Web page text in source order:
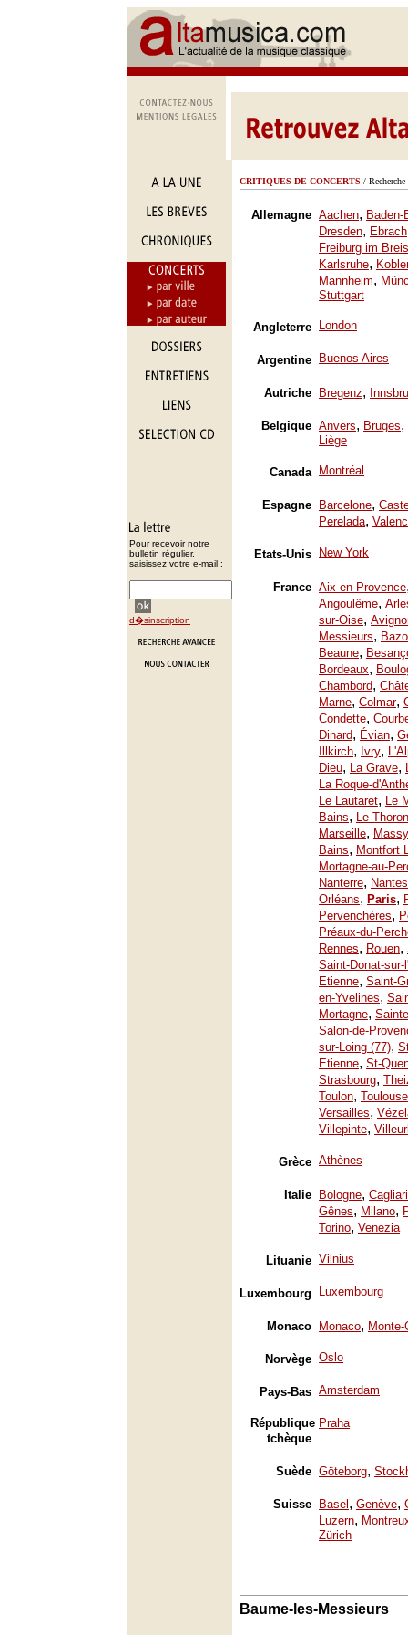
Pour recevoir notre
bulletin régulier,
saisissez votre e-mail :
d�sinscription
CRITIQUES DE CONCERTS /
Allemagne Aachen, Baden-
Dresden, Ebrach
Freiburg im
Karlsruhe,
Mannheim,
Stuttgart
Angleterre London
Argentine Buenos Aires
Autriche Bregenz,
Belgique Anvers, Bruges,
Liège
Canada Montréal
Espagne Barcelone,
Perelada,
Etats-Unis New York
France Aix-en-Provence
Angoulême,
sur-Oise,
Messieurs,
Beaune,
Bordeaux,
Chambord,
Marne, Colmar,
Condette,
Dinard, Évian,
Illkirch, Ivry,
Dieu, La Grave,
La Roque-
Le Lautaret, Le
Bains, Le
Marseille, Massy
Bains, Montfort
Mortagne-au-
Nanterre, Nantes
Orléans, Paris,
Pervenchères,
Préaux-du-
Rennes, Rouen,
Saint-Donat-sur-
Etienne, Saint-
en-Yvelines,
Mortagne,
Salon-de-
sur-Loing (77),
Etienne, St-
Strasbourg,
Toulon, Toulouse
Versailles,
Villepinte,
Grèce Athènes
Italie Bologne, Cagliari
Gênes, Milano,
Torino, Venezia
Lituanie Vilnius
Luxembourg Luxembourg
Monaco Monaco, Monte-
Norvège Oslo
Pays-Bas Amsterdam
République
tchèque
Praha
Suède Göteborg,
Suisse Basel , Genève,
Luzern,
Zürich
Baume-les-Messieurs